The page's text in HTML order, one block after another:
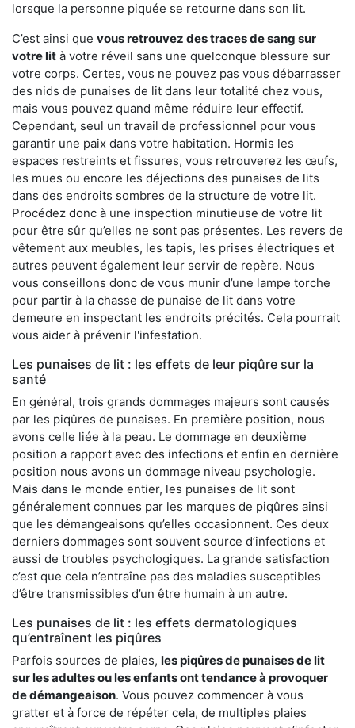
lorsque la personne piquée se retourne dans son lit.
C’est ainsi que vous retrouvez des traces de sang sur
votre lit à votre réveil sans une quelconque blessure sur
votre corps. Certes, vous ne pouvez pas vous débarrasser
des nids de punaises de lit dans leur totalité chez vous,
mais vous pouvez quand même réduire leur effectif.
Cependant, seul un travail de professionnel pour vous
garantir une paix dans votre habitation. Hormis les
espaces restreints et fissures, vous retrouverez les œufs,
les mues ou encore les déjections des punaises de lits
dans des endroits sombres de la structure de votre lit.
Procédez donc à une inspection minutieuse de votre lit
pour être sûr qu’elles ne sont pas présentes. Les revers de
vêtement aux meubles, les tapis, les prises électriques et
autres peuvent également leur servir de repère. Nous
vous conseillons donc de vous munir d’une lampe torche
pour partir à la chasse de punaise de lit dans votre
demeure en inspectant les endroits précités. Cela pourrait
vous aider à prévenir l'infestation.
Les punaises de lit : les effets de leur piqûre sur la
santé
En général, trois grands dommages majeurs sont causés
par les piqûres de punaises. En première position, nous
avons celle liée à la peau. Le dommage en deuxième
position a rapport avec des infections et enfin en dernière
position nous avons un dommage niveau psychologie.
Mais dans le monde entier, les punaises de lit sont
généralement connues par les marques de piqûres ainsi
que les démangeaisons qu’elles occasionnent. Ces deux
derniers dommages sont souvent source d’infections et
aussi de troubles psychologiques. La grande satisfaction
c’est que cela n’entraîne pas des maladies susceptibles
d’être transmissibles d’un être humain à un autre.
Les punaises de lit : les effets dermatologiques
qu’entraînent les piqûres
Parfois sources de plaies, les piqûres de punaises de lit
sur les adultes ou les enfants ont tendance à provoquer
de démangeaison. Vous pouvez commencer à vous
gratter et à force de répéter cela, de multiples plaies